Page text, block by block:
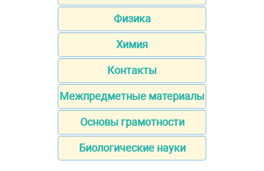
Физика
Химия
Контакты
Межпредметные материалы
Основы грамотности
Биологические науки